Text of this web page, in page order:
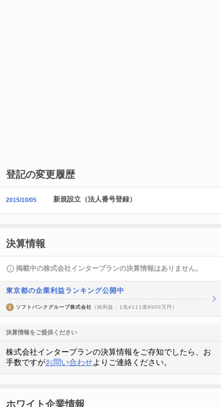
登記の変更履歴
2015/10/05 新規設立（法人番号登録）
決算情報
掲載中の株式会社インタープランの決算情報はありません。
東京都の企業利益ランキング公開中
1 ソフトバンクグループ株式会社 （純利益 : 1兆4111億9900万円）
決算情報をご提供ください
株式会社インタープランの決算情報をご存知でしたら、お
手数ですがお問い合わせよりご連絡ください。
ホワイト企業情報